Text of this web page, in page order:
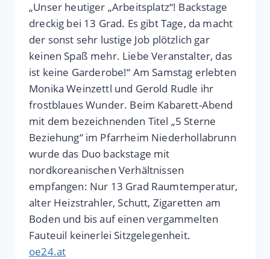
„Unser heutiger „Arbeitsplatz“! Backstage
dreckig bei 13 Grad. Es gibt Tage, da macht
der sonst sehr lustige Job plötzlich gar
keinen Spaß mehr. Liebe Veranstalter, das
ist keine Garderobe!“ Am Samstag erlebten
Monika Weinzettl und Gerold Rudle ihr
frostblaues Wunder. Beim Kabarett-Abend
mit dem bezeichnenden Titel „5 Sterne
Beziehung“ im Pfarrheim Niederhollabrunn
wurde das Duo backstage mit
nordkoreanischen Verhältnissen
empfangen: Nur 13 Grad Raumtemperatur,
alter Heizstrahler, Schutt, Zigaretten am
Boden und bis auf einen vergammelten
Fauteuil keinerlei Sitzgelegenheit.
oe24.at